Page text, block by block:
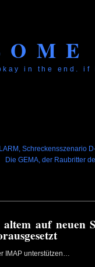
in the end.
Schreckensszenario
Die GEMA, der Raubritter
auf neuen
IMAP unterstützen…